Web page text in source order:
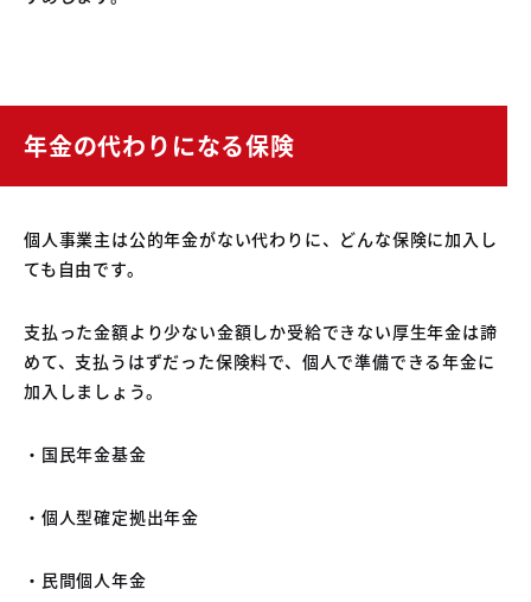
年金の代わりになる保険
個人事業主は公的年金がない代わりに、どんな保険に加入し
ても自由です。
支払った金額より少ない金額しか受給できない厚生年金は諦
めて、支払うはずだった保険料で、個人で準備できる年金に
加入しましょう。
・国民年金基金
・個人型確定拠出年金
・民間個人年金